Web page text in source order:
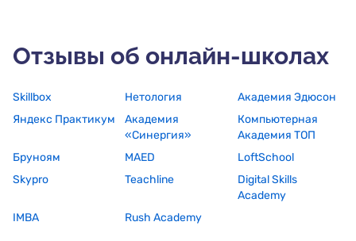
Отзывы об онлайн-школах
Skillbox Нетология
Академия Эдюсон
Яндекс Практикум
Академия
«Синергия»
Компьютерная
Академия ТОП
Бруноям
MAED
LoftSchool
Skypro
Teachline
Digital Skills
Academy
IMBA
Rush Academy